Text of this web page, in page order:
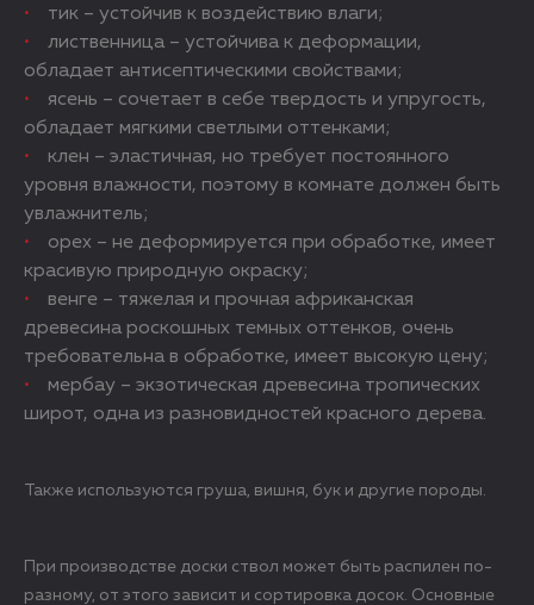
тик – устойчив к воздействию влаги;
лиственница – устойчива к деформации,
обладает антисептическими свойствами;
ясень – сочетает в себе твердость и упругость,
обладает мягкими светлыми оттенками;
клен – эластичная, но требует постоянного
уровня влажности, поэтому в комнате должен быть
увлажнитель;
орех – не деформируется при обработке, имеет
красивую природную окраску;
венге – тяжелая и прочная африканская
древесина роскошных темных оттенков, очень
требовательна в обработке, имеет высокую цену;
мербау – экзотическая древесина тропических
широт, одна из разновидностей красного дерева.
Также используются груша, вишня, бук и другие породы.
При производстве доски ствол может быть распилен по-
разному, от этого зависит и сортировка досок. Основные